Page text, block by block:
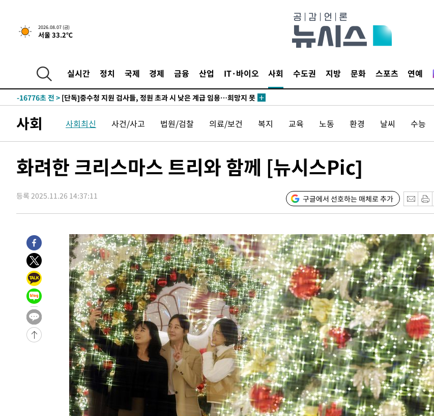
2026.08.07 (금)
서울 33.2℃
실시간 정치 국제 경제 금융 산업 IT·바이오 사회 수도권 지방 문화 스포츠 연예
↓-26196초 전 >[속보]이 대통령 "부동산 공급 기존 사고방식 매달리지 말고 과감히
실천"
-25281초 전 >이란, "오만과 '중앙 단일 루트' 합의…북쪽 인바운드·남쪽 아웃바
-16813초 전 >
[속보]이 대통령, '호우피해' 안동·의성 관할 4개 면 특별재난지역
-16776초 전 >
갈 수도
-14747초 전 > 낮 최고 37도 찜통더위…곳곳 소나기·강원 많은 비[내일날씨]
응"
-9909초 전 >
여자배구 이재영·이다영 자매, 아제르바이잔 투란VC 입단
-9162초 전 >외국인 심판 성 접대 7경기 들여다보니…한국 축구 '5승 2무'
-8849초 전 >[속보]코스피, 6200선 약보합…0.60% 내린 6258.77에 마쳐
-8718초 전 >[속보] 노원서 40.1도 관측…서울, 2018년 이후 첫 40도
-5808초 전 >[속보]종합특검, '계엄 수용공간 확보' 신용해 前교정본부장 기소
-4652초 전 >
11시간 압수수색에 성접대 파문까지…'쑥대밭' 된 축구협회
-3674초 전 >
[속보]규제합리화위원회 부위원장에 김태유 서울대 공대 교수…이병
태 후임
-32초 전 >
[속보]국힘 윤리위, '돌려차기 발언' 진종오·서범수 징계 절차 개시
-30905초 전 >
미 사업체 일자리, 7월에 2.3만개 순감하고 그 전 2개월 10.3만개
하향수정 (2보)
-30353초 전 >
[속보] 미 사업체, 일자리 7월에 2.3만 개 줄어…실업률은 4.1%로
-26216초 전 >
[속보]이 대통령 "부동산 공급 기존 사고방식 매달리지 말고 과감히
실천"
-25301초 전 >
이란, "오만과 '중앙 단일 루트' 합의…북쪽 인바운드·남쪽 아웃바
운드는 임시"
-16869초 전 >
"낮 기온 소폭 하락"…수도권 폭염중대경보, 폭염경보로 하향
[속보]이 대통령, '호우피해' 안동·의성 관할 4개 면 특별재난지역
[단독]중수청 지원 검사들, 정원 초과 시 낮은 계급 임용…희망지 못
낮 최고 37도 찜통더위…곳곳 소나기·강원 많은 비[내일날씨]
SK하이닉스, 용인·청주 팹에 54조 투자…"AI 메모리 수요 선제 대
여자배구 이재영·이다영 자매, 아제르바이잔 투란VC 입단
사회 사회최신 사건/사고 법원/검찰 의료/보건 복지 교육 노동 환경 날씨 수능
화려한 크리스마스 트리와 함께 [뉴시스Pic]
등록 2025.11.26 14:37:11 구글에서 선호하는 매체로 추가